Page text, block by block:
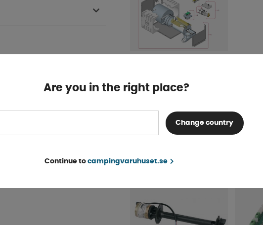
Beställningsvara
KATEGORI
Are you in the right place?
Change country
Continue to campingvaruhuset.se